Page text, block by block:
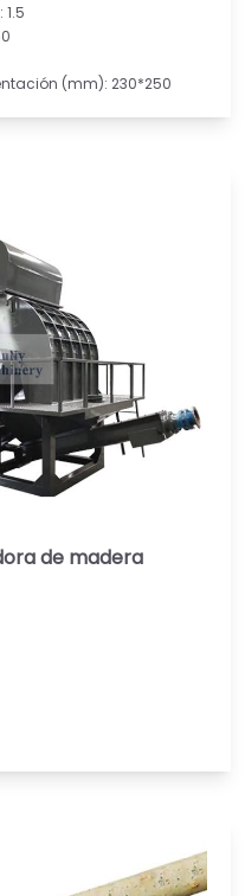
(mm): 230*250
de madera